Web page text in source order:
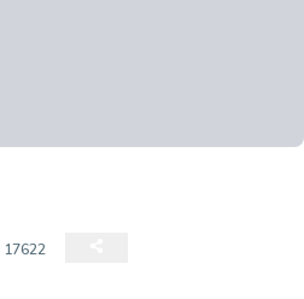
17622